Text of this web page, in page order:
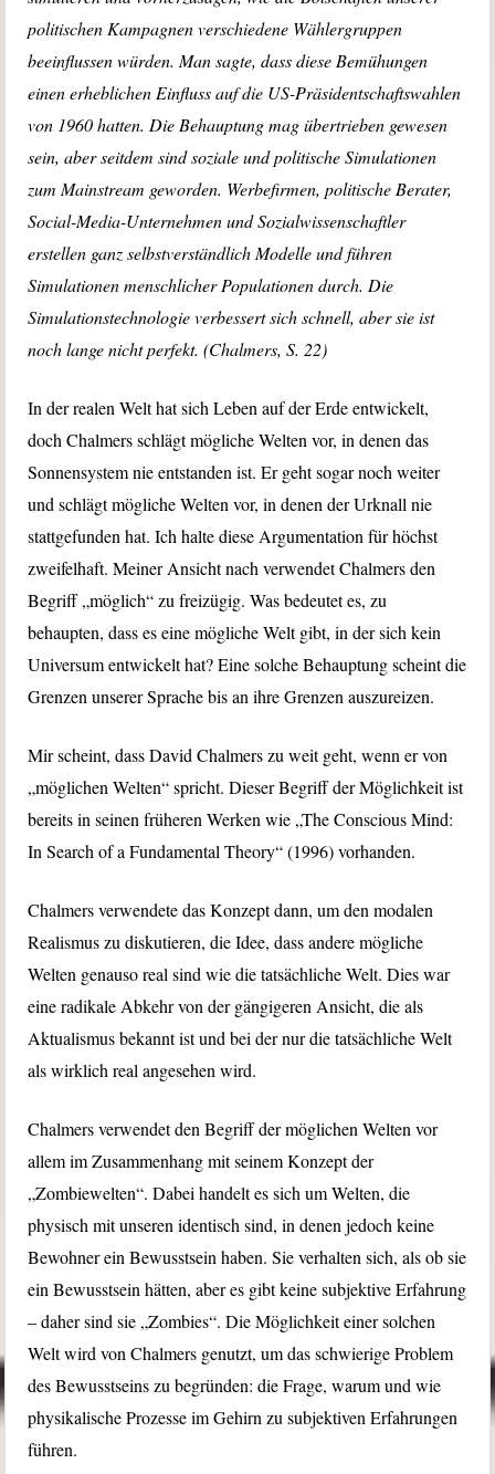
politischen Kampagnen verschiedene Wählergruppen
beeinflussen würden. Man sagte, dass diese Bemühungen
einen erheblichen Einfluss auf die US-Präsidentschaftswahlen
von 1960 hatten. Die Behauptung mag übertrieben gewesen
sein, aber seitdem sind soziale und politische Simulationen
zum Mainstream geworden. Werbefirmen, politische Berater,
Social-Media-Unternehmen und Sozialwissenschaftler
erstellen ganz selbstverständlich Modelle und führen
Simulationen menschlicher Populationen durch. Die
Simulationstechnologie verbessert sich schnell, aber sie ist
noch lange nicht perfekt. (Chalmers, S. 22)
In der realen Welt hat sich Leben auf der Erde entwickelt,
doch Chalmers schlägt mögliche Welten vor, in denen das
Sonnensystem nie entstanden ist. Er geht sogar noch weiter
und schlägt mögliche Welten vor, in denen der Urknall nie
stattgefunden hat. Ich halte diese Argumentation für höchst
zweifelhaft. Meiner Ansicht nach verwendet Chalmers den
Begriff „möglich“ zu freizügig. Was bedeutet es, zu
behaupten, dass es eine mögliche Welt gibt, in der sich kein
Universum entwickelt hat? Eine solche Behauptung scheint die
Grenzen unserer Sprache bis an ihre Grenzen auszureizen.
Mir scheint, dass David Chalmers zu weit geht, wenn er von
„möglichen Welten“ spricht. Dieser Begriff der Möglichkeit ist
bereits in seinen früheren Werken wie „The Conscious Mind:
In Search of a Fundamental Theory“ (1996) vorhanden.
Chalmers verwendete das Konzept dann, um den modalen
Realismus zu diskutieren, die Idee, dass andere mögliche
Welten genauso real sind wie die tatsächliche Welt. Dies war
eine radikale Abkehr von der gängigeren Ansicht, die als
Aktualismus bekannt ist und bei der nur die tatsächliche Welt
als wirklich real angesehen wird.
Chalmers verwendet den Begriff der möglichen Welten vor
allem im Zusammenhang mit seinem Konzept der
„Zombiewelten“. Dabei handelt es sich um Welten, die
physisch mit unseren identisch sind, in denen jedoch keine
Bewohner ein Bewusstsein haben. Sie verhalten sich, als ob sie
ein Bewusstsein hätten, aber es gibt keine subjektive Erfahrung
– daher sind sie „Zombies“. Die Möglichkeit einer solchen
Welt wird von Chalmers genutzt, um das schwierige Problem
des Bewusstseins zu begründen: die Frage, warum und wie
physikalische Prozesse im Gehirn zu subjektiven Erfahrungen
führen.